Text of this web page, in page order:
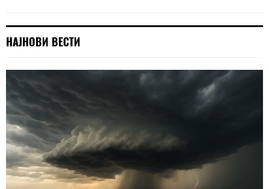
НАЈНОВИ ВЕСТИ